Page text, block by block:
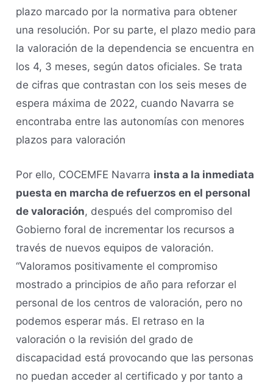
plazo marcado por la normativa para obtener
una resolución. Por su parte, el plazo medio para
la valoración de la dependencia se encuentra en
los 4, 3 meses, según datos oficiales. Se trata
de cifras que contrastan con los seis meses de
espera máxima de 2022, cuando Navarra se
encontraba entre las autonomías con menores
plazos para valoración
Por ello, COCEMFE Navarra insta a la inmediata
puesta en marcha de refuerzos en el personal
de valoración, después del compromiso del
Gobierno foral de incrementar los recursos a
través de nuevos equipos de valoración.
“Valoramos positivamente el compromiso
mostrado a principios de año para reforzar el
personal de los centros de valoración, pero no
podemos esperar más. El retraso en la
valoración o la revisión del grado de
discapacidad está provocando que las personas
no puedan acceder al certificado y por tanto a